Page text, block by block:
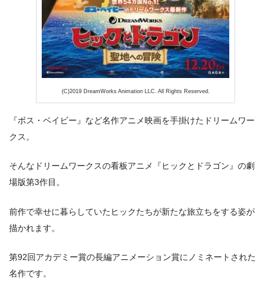
出典:U-NEXT
(C)2019 DreamWorks Animation LLC. All Rights Reserved.
『ボス・ベイビー』など名作アニメ映画を手掛けたドリームワー
クス。
そんなドリームワークスの看板アニメ『ヒックとドラゴン』の劇
場版第3作目。
前作で幸せに暮らしていたヒックたちが新たな旅立ちをする姿が
描かれます。
第92回アカデミー賞の長編アニメーション賞にノミネートされた
名作です。